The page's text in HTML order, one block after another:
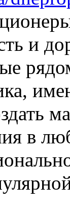
и
в